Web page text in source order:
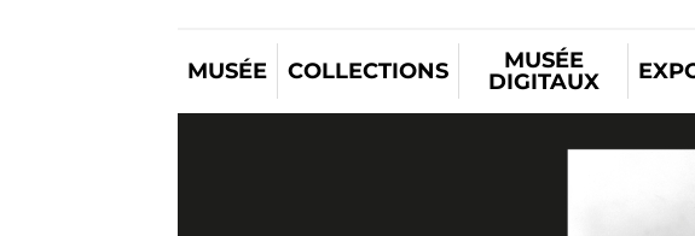
MUSÉE COLLECTIONS
MUSÉE
DIGITAUX